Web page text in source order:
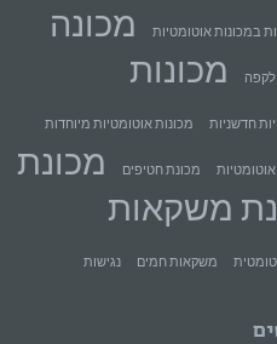
במכונות אוטומטיות
מכונה
לקפה
מכונות
חדשניות מכונות אוטומטיות מיוחדות
מכונת חטיפים
מכונת
משקאות
משקאות חמים נגישות